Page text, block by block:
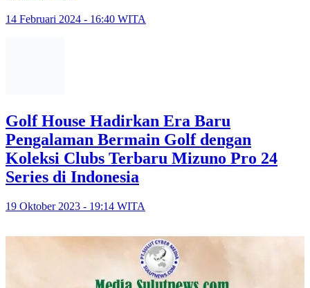
14 Februari 2024 - 16:40 WITA
Golf House Hadirkan Era Baru
Pengalaman Bermain Golf dengan
Koleksi Clubs Terbaru Mizuno Pro 24
Series di Indonesia
19 Oktober 2023 - 19:14 WITA